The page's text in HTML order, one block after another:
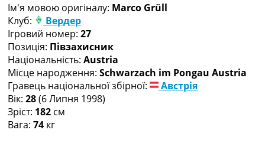
Ще Турніри >>>
Таблиці
Чемпіонат Світу. Турнирні таблиці
Таблиця УПЛ
Перша Ліга
Таблиця АПЛ
Таблиця Ла Ліги
Таблиця Ліги Чемпіонів
Всі таблиці >>>
Рейтинги
Ім'я мовою оригіналу: Marco Grüll
Клуб:
Вердер
Ігровий номер: 27
Позиція: Півзахисник
Національність: Austria
Місце народження: Schwarzach im Pongau Austria
Гравець національної збірної:
Австрія
Вік: 28(6 Липня 1998)
Зріст: 182 см
Вага: 74 кг